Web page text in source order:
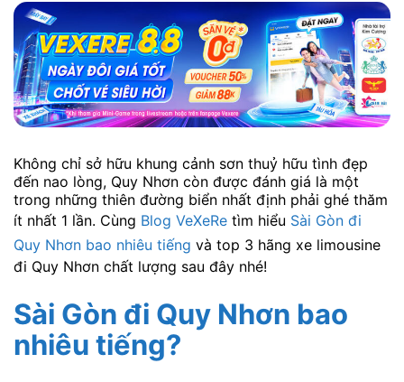
Không chỉ sở hữu khung cảnh sơn thuỷ hữu tình đẹp
đến nao lòng, Quy Nhơn còn được đánh giá là một
trong những thiên đường biển nhất định phải ghé thăm
ít nhất 1 lần. Cùng Blog VeXeRe tìm hiểu Sài Gòn đi
Quy Nhơn bao nhiêu tiếng và top 3 hãng xe limousine
đi Quy Nhơn chất lượng sau đây nhé!
Sài Gòn đi Quy Nhơn bao
nhiêu tiếng?